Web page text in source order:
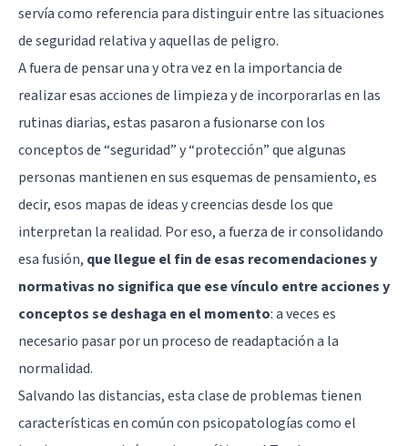
servía como referencia para distinguir entre las situaciones
de seguridad relativa y aquellas de peligro.
A fuera de pensar una y otra vez en la importancia de
realizar esas acciones de limpieza y de incorporarlas en las
rutinas diarias, estas pasaron a fusionarse con los
conceptos de “seguridad” y “protección” que algunas
personas mantienen en sus esquemas de pensamiento, es
decir, esos mapas de ideas y creencias desde los que
interpretan la realidad. Por eso, a fuerza de ir consolidando
esa fusión, que llegue el fin de esas recomendaciones y
normativas no significa que ese vínculo entre acciones y
conceptos se deshaga en el momento: a veces es
necesario pasar por un proceso de readaptación a la
normalidad.
Salvando las distancias, esta clase de problemas tienen
características en común con psicopatologías como el